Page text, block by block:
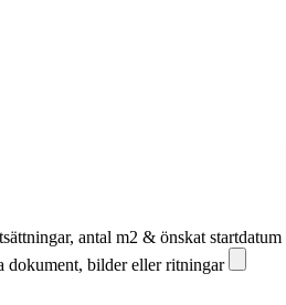
antal m2 & önskat startdatum
dokument, bilder eller ritningar